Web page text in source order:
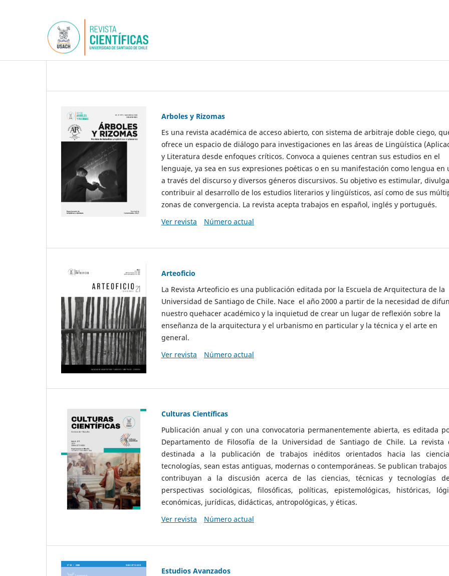
Arboles y Rizomas
Es una revista académica de acceso abierto, con sistema de arbitraje doble ciego,
ofrece un espacio de diálogo para investigaciones en las áreas de Lingüística
y Literatura desde enfoques críticos. Convoca a quienes centran sus estudios en el
lenguaje, ya sea en sus expresiones poéticas o en su manifestación como lengua en
a través del discurso y diversos géneros discursivos. Su objetivo es estimular,
contribuir al desarrollo de los estudios literarios y lingüísticos, así como de sus
zonas de convergencia. La revista acepta trabajos en español, inglés y portugués.
Ver revista
Número actual
Arteoficio
La Revista Arteoficio es una publicación editada por la Escuela de Arquitectura de la
Universidad de Santiago de Chile. Nace el año 2000 a partir de la necesidad de
nuestro quehacer académico y la inquietud de crear un lugar de reflexión sobre la
enseñanza de la arquitectura y el urbanismo en particular y la técnica y el arte en
general.
Ver revista
Número actual
Culturas Científicas
Publicación anual y con una convocatoria permanentemente abierta, es editada
Departamento de Filosofía de la Universidad de Santiago de Chile. La revista
destinada a la publicación de trabajos inéditos orientados hacia las
tecnologías, sean estas antiguas, modernas o contemporáneas. Se publican
contribuyan a la discusión acerca de las ciencias, técnicas y tecnologías
perspectivas sociológicas, filosóficas, políticas, epistemológicas, históricas,
económicas, jurídicas, didácticas, antropológicas, y éticas.
Ver revista
Número actual
Estudios Avanzados